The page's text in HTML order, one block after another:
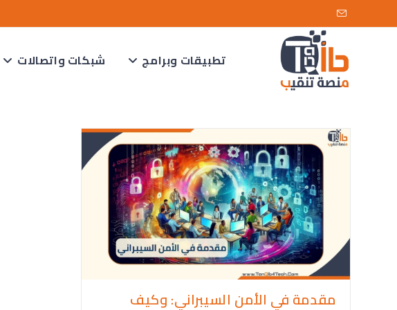
to
تطبيقات وبرامج شبكات واتصالات
مقدمة في الأمن السيبراني: وكيف